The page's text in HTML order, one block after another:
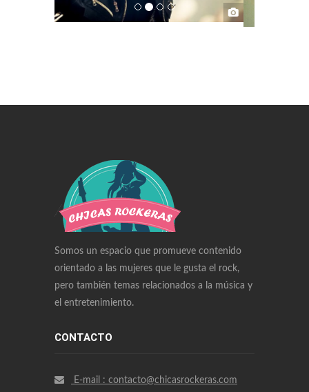
Somos un espacio que promueve contenido
orientado a las mujeres que le gusta el rock,
pero también temas relacionados a la música y
el entretenimiento.
CONTACTO
E-mail : contacto@chicasrockeras.com
Swiss Replica Watches
Audemars Piguet Watches Replica
Rolex Watches Replica
Richard Mille Watches Replica
Omega Watches Replica